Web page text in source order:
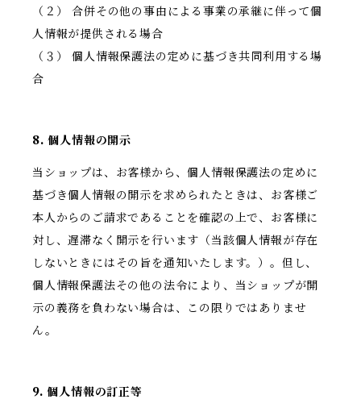
（２） 合併その他の事由による事業の承継に伴って個
人情報が提供される場合
（３） 個人情報保護法の定めに基づき共同利用する場
合
8. 個人情報の開示
当ショップは、お客様から、個人情報保護法の定めに
基づき個人情報の開示を求められたときは、お客様ご
本人からのご請求であることを確認の上で、お客様に
対し、遅滞なく開示を行います（当該個人情報が存在
しないときにはその旨を通知いたします。）。但し、
個人情報保護法その他の法令により、当ショップが開
示の義務を負わない場合は、この限りではありませ
ん。
9. 個人情報の訂正等